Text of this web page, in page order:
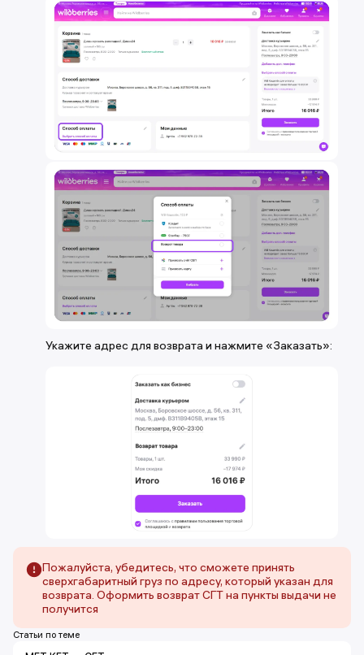
Укажите адрес для возврата и нажмите «Заказать»:
Пожалуйста, убедитесь, что сможете принять
сверхгабаритный груз по адресу, который указан для
возврата. Оформить возврат СГТ на пункты выдачи не
получится
Статьи по теме